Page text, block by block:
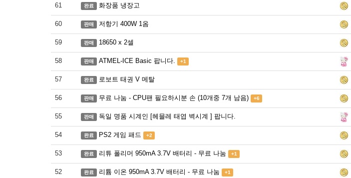
61 완료 화장품 냉장고
60 판매 저항기 400W 1옴
59 판매 18650 x 2셀
58 판매 ATMEL-ICE Basic 팝니다. +1
57 완료 로보트 태권 V 메탈
56 판매 무료 나눔 - CPU팬 필요하시분 손 (10개중 7개 남음) +6
55 판매 독일 명품 시계인 [헤믈레 태엽 벽시계 ] 팝니다.
54 완료 PS2 게임 패드 +2
53 완료 리튜 폴리머 950mA 3.7V 배터리 - 무료 나눔 +1
52 완료 리튬 이온 950mA 3.7V 배터리 - 무료 나눔 +1